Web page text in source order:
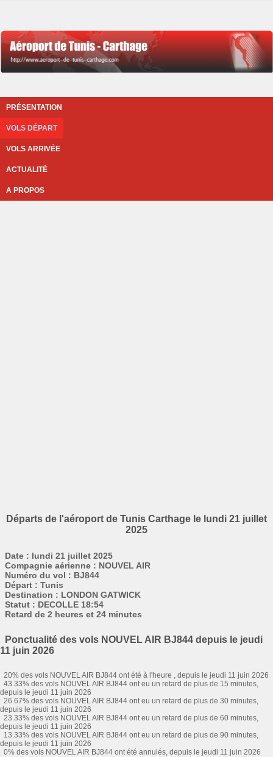
PRÉSENTATION
VOLS DÉPART
VOLS ARRIVÉE
ACTUALITÉ
A PROPOS
Départs de l'aéroport de Tunis Carthage le lundi 21 juillet
2025
Date : lundi 21 juillet 2025
Compagnie aérienne : NOUVEL AIR
Numéro du vol : BJ844
Départ : Tunis
Destination : LONDON GATWICK
Statut : DECOLLE 18:54
Retard de 2 heures et 24 minutes
Ponctualité des vols NOUVEL AIR BJ844 depuis le jeudi
11 juin 2026
20% des vols NOUVEL AIR BJ844 ont été à l'heure , depuis le jeudi 11 juin 2026
43.33% des vols NOUVEL AIR BJ844 ont eu un retard de plus de 15 minutes,
depuis le jeudi 11 juin 2026
26.67% des vols NOUVEL AIR BJ844 ont eu un retard de plus de 30 minutes,
depuis le jeudi 11 juin 2026
23.33% des vols NOUVEL AIR BJ844 ont eu un retard de plus de 60 minutes,
depuis le jeudi 11 juin 2026
13.33% des vols NOUVEL AIR BJ844 ont eu un retard de plus de 90 minutes,
depuis le jeudi 11 juin 2026
0% des vols NOUVEL AIR BJ844 ont été annulés, depuis le jeudi 11 juin 2026